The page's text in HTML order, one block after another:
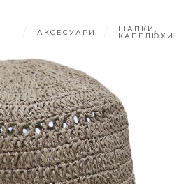
АКСЕСУАРИ ШАПКИ,
КАПЕЛЮХИ